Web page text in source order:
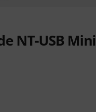
NT-USB Mini